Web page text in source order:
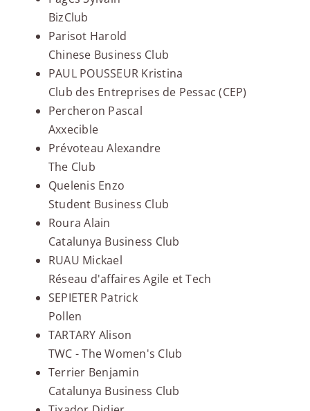
BizClub
Parisot Harold
Chinese Business Club
PAUL POUSSEUR Kristina
Club des Entreprises de Pessac (CEP)
Percheron Pascal
Axxecible
Prévoteau Alexandre
The Club
Quelenis Enzo
Student Business Club
Roura Alain
Catalunya Business Club
RUAU Mickael
Réseau d'affaires Agile et Tech
SEPIETER Patrick
Pollen
TARTARY Alison
TWC - The Women's Club
Terrier Benjamin
Catalunya Business Club